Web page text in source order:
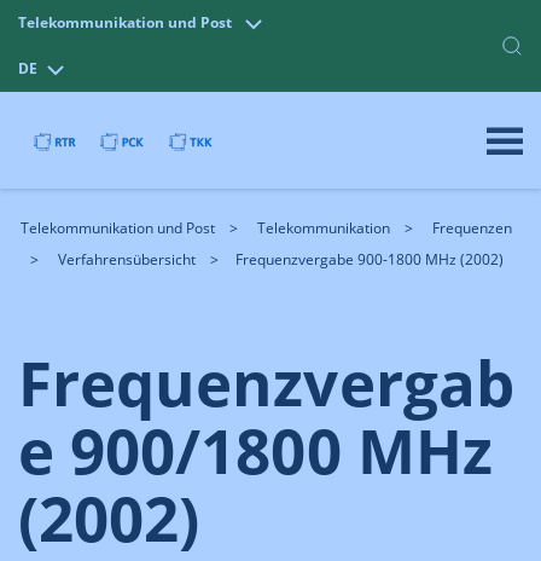
Telekommunikation und Post
DE
Telekommunikation und Post Telekommunikation
Frequenzen
Verfahrensübersicht
Frequenzvergabe 900-1800 MHz (2002)
Frequenzvergab
e 900/1800 MHz
(2002)